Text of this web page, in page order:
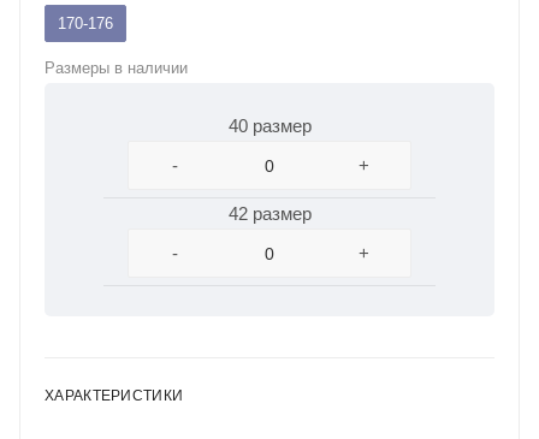
170-176
Размеры в наличии
40 размер
-
+
42 размер
-
+
ХАРАКТЕРИСТИКИ